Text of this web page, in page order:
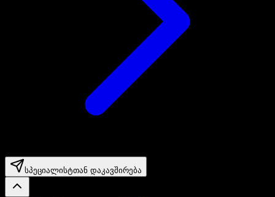
სპეციალისტთან დაკავშირება